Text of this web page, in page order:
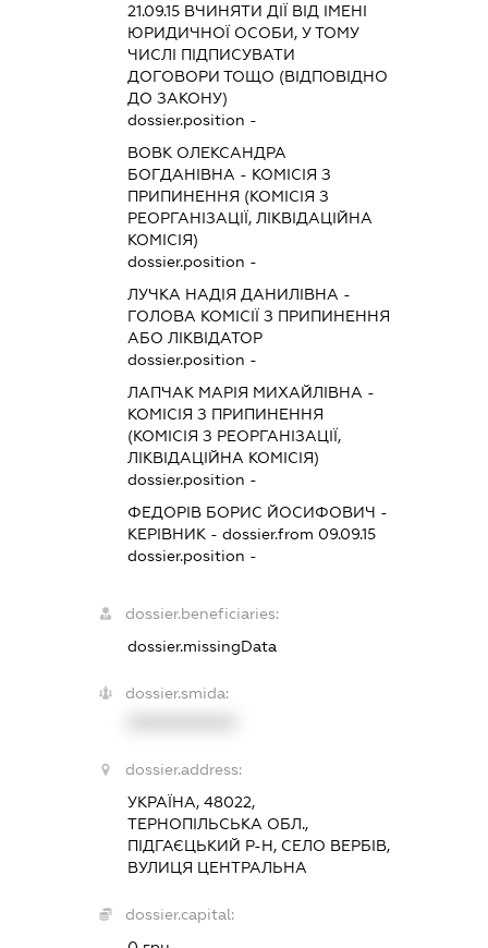
21.09.15 ВЧИНЯТИ ДІЇ ВІД ІМЕНІ
ЮРИДИЧНОЇ ОСОБИ, У ТОМУ
ЧИСЛІ ПІДПИСУВАТИ
ДОГОВОРИ ТОЩО (ВІДПОВІДНО
ДО ЗАКОНУ)
dossier.position -
ВОВК ОЛЕКСАНДРА
БОГДАНІВНА - КОМІСІЯ З
ПРИПИНЕННЯ (КОМІСІЯ З
РЕОРГАНІЗАЦІЇ, ЛІКВІДАЦІЙНА
КОМІСІЯ)
dossier.position -
ЛУЧКА НАДІЯ ДАНИЛІВНА -
ГОЛОВА КОМІСІЇ З ПРИПИНЕННЯ
АБО ЛІКВІДАТОР
dossier.position -
ЛАПЧАК МАРІЯ МИХАЙЛІВНА -
КОМІСІЯ З ПРИПИНЕННЯ
(КОМІСІЯ З РЕОРГАНІЗАЦІЇ,
ЛІКВІДАЦІЙНА КОМІСІЯ)
dossier.position -
ФЕДОРІВ БОРИС ЙОСИФОВИЧ -
КЕРІВНИК - dossier.from 09.09.15
dossier.position -
dossier.beneficiaries:
dossier.missingData
dossier.smida:
dossier.address:
УКРАЇНА, 48022,
ТЕРНОПІЛЬСЬКА ОБЛ.,
ПІДГАЄЦЬКИЙ Р-Н, СЕЛО ВЕРБІВ,
ВУЛИЦЯ ЦЕНТРАЛЬНА
dossier.capital: